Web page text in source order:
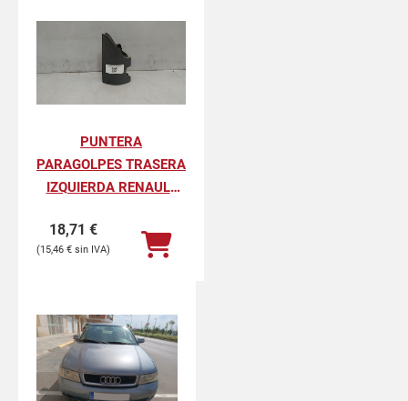
PUNTERA
PARAGOLPES TRASERA
IZQUIERDA RENAULT
PROFESIONAL
18,71 €
15,46 €